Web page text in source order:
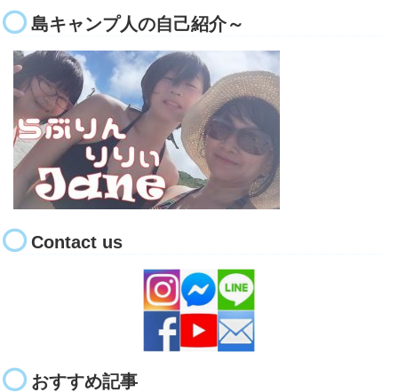
島キャンプ人の自己紹介～
Contact us
おすすめ記事